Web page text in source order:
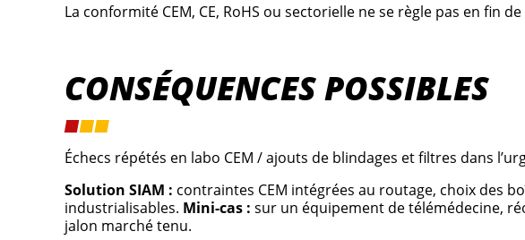
La conformité CEM, CE, RoHS ou sectorielle ne se règle pas en fin
CONSÉQUENCES POSSIBLES
Échecs répétés en labo CEM / ajouts de blindages et filtres dans
Solution SIAM : contraintes CEM intégrées au routage, choix des
industrialisables. Mini-cas : sur un équipement de télémédecine,
jalon marché tenu.